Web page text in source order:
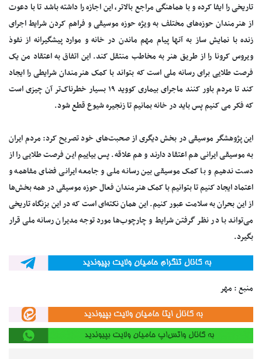
تاریخی را ایفا کرده و با هماهنگی مراجع بالاتر، این اجازه را داشته باشد تا با دعوت
از هنرمندان حوزه‌های مختلف به ویژه حوزه موسیقی و فراهم کردن شرایط اجرای
زنده با نمایش ساز به آنها پیام مهم ماندن در خانه و موارد پیشگیرانه از نفوذ
ویروس کرونا را از طریق هنر به مخاطب منتقل کند. این اتفاق به اعتقاد من یک
فرصت طلایی برای رسانه ملی است که بتواند با کمک هنرمندان شرایطی را ایجاد
کند تا مردم باور کنند ماجرای بیماری کووید ۱۹ بسیار خطرناک‌تر آن چیزی است
که فکر می کنیم پس باید در خانه بمانیم تا زنجیره شیوع قطع شود.
این پژوهشگر موسیقی در بخش دیگری از صحبت‌های خود تصریح کرد: مردم ایران
به موسیقی ایرانی هم اعتقاد دارند و هم علاقه. پس بیاییم این فرصت طلایی را از
دست ندهیم و با کمک موسیقی بین رسانه ملی و جامعه ایرانی فضای مفاهمه و
اعتماد ایجاد کنیم تا بتوانیم با کمک هنرمندان فعال حوزه موسیقی در همه بخش‌ها
از این بحران به سلامت عبور کنیم. این همان نکته‌ای است که در این بزنگاه تاریخی
می‌تواند با در نظر گرفتن شرایط و چارچوب‌ها مورد توجه مدیران رسانه ملی قرار
بگیرد.
منبع : مهر